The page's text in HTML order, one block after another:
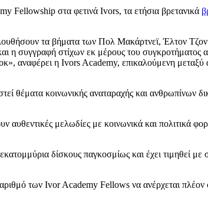
Fellowship στα φετινά Ivors, τα ετήσια βρετανικά
τα βήματα των Πολ Μακάρτνεϊ, Έλτον Τζον
συγγραφή στίχων εκ μέρους του συγκροτήματος
αναφέρει η Ivors Academy, επικαλούμενη
θέματα κοινωνικής αναταραχής και ανθρωπίνων
μελωδίες με κοινωνικά και πολιτικά
δίσκους παγκοσμίως και έχει τιμηθεί με
αριθμό των Ivor Academy Fellows να ανέρχεται